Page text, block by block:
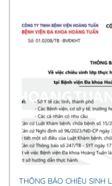
THÔNG BÁO CHIÊU SINH